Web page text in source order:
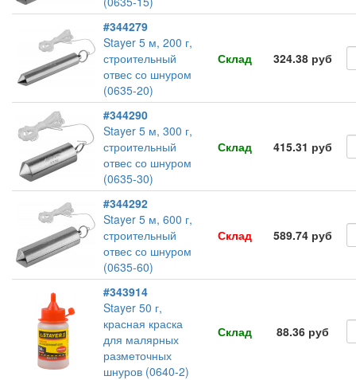
#344279
Stayer 5 м, 200 г,
строительный
отвес со шнуром
(0635-20)
Склад 324.38 руб
#344290
Stayer 5 м, 300 г,
строительный
отвес со шнуром
(0635-30)
Склад 415.31 руб
#344292
Stayer 5 м, 600 г,
строительный
отвес со шнуром
(0635-60)
Склад 589.74 руб
#343914
Stayer 50 г,
красная краска
для малярных
разметочных
шнуров (0640-2)
Склад 88.36 руб